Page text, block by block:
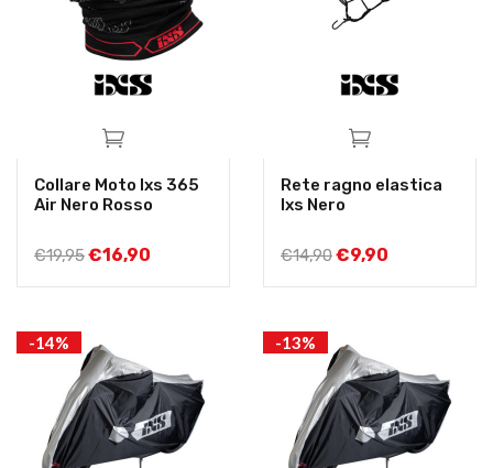
Collare Moto Ixs 365
Air Nero Rosso
€19,95€16,90
Rete ragno elastica
Ixs Nero
€14,90€9,90
-14% -13%